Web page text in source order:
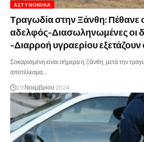
ΑΣΤΥΝΟΜΙΚΆ
Τραγωδία στην Ξάνθη: Πέθανε
αδελφός-Διασωληνωμένες οι
-Διαρροή υγραερίου εξετάζουν
Σοκαρισμένη είναι σήμερα η Ξάνθη, μετά την
αποτέλεσμα…
29 Νοεμβρίου 2024